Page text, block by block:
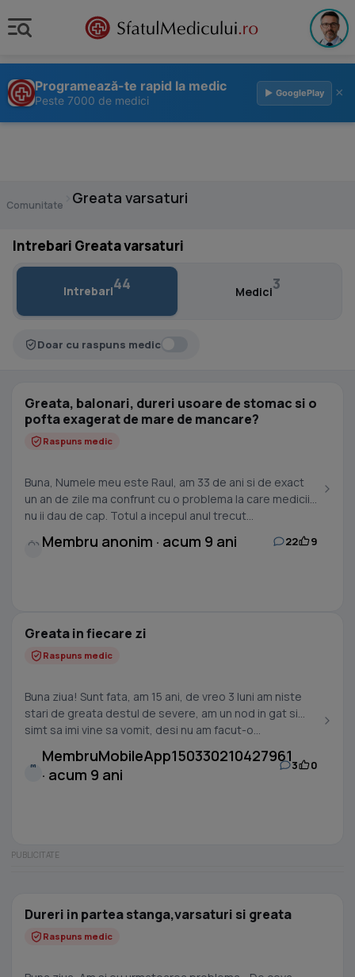
Programează-te rapid la medic
Peste 7000 de medici
▶ GooglePlay ×
Comunitate Greata varsaturi
Intrebari Greata varsaturi
Intrebari44 Medici3
Doar cu raspuns medic
Greata, balonari, dureri usoare de stomac si o
pofta exagerat de mare de mancare?
Raspuns medic
Buna, Numele meu este Raul, am 33 de ani si de exact
un an de zile ma confrunt cu o problema la care medicii
nu ii dau de cap. Totul a incepul anul trecut...
Membru anonim · acum 9 ani 22 9
Greata in fiecare zi
Raspuns medic
Buna ziua! Sunt fata, am 15 ani, de vreo 3 luni am niste
stari de greata destul de severe, am un nod in gat si
simt sa imi vine sa vomit, desi nu am facut-o...
M
MembruMobileApp150330210427961
· acum 9 ani
3 0
Dureri in partea stanga,varsaturi si greata
Raspuns medic